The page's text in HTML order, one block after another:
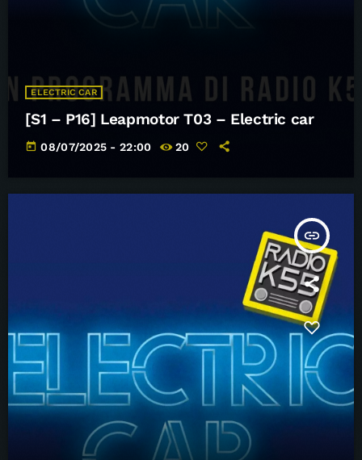
ELECTRIC CAR
[S1 – P16] Leapmotor T03 – Electric car
today 08/07/2025 - 22:00 20
insert_link